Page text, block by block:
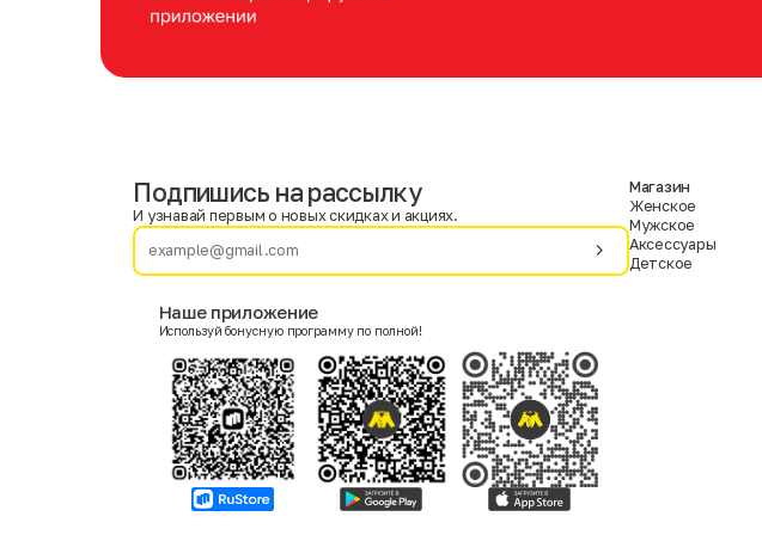
Фамилия
Женский
Согласие на получение чеков по электронной почте
Подпишись на рассылку
И узнавай первым о новых скидках и акциях.
Наше приложение
Используй бонусную программу по полной!
Магазин
Женское
Мужское
Аксессуары
Детское